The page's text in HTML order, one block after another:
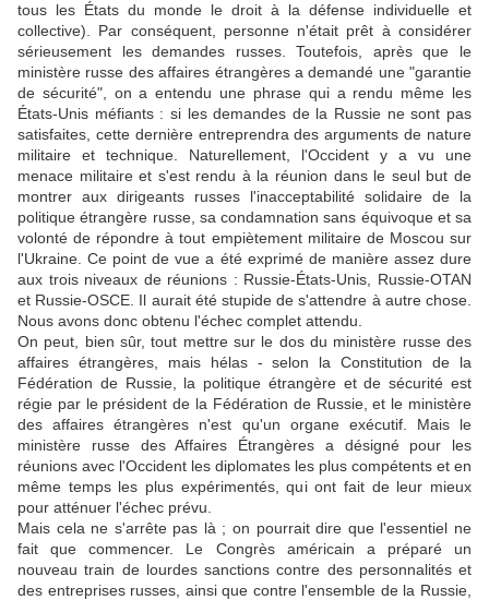
tous les États du monde le droit à la défense individuelle et
collective). Par conséquent, personne n'était prêt à considérer
sérieusement les demandes russes. Toutefois, après que le
ministère russe des affaires étrangères a demandé une "garantie
de sécurité", on a entendu une phrase qui a rendu même les
États-Unis méfiants : si les demandes de la Russie ne sont pas
satisfaites, cette dernière entreprendra des arguments de nature
militaire et technique. Naturellement, l'Occident y a vu une
menace militaire et s'est rendu à la réunion dans le seul but de
montrer aux dirigeants russes l'inacceptabilité solidaire de la
politique étrangère russe, sa condamnation sans équivoque et sa
volonté de répondre à tout empiètement militaire de Moscou sur
l'Ukraine. Ce point de vue a été exprimé de manière assez dure
aux trois niveaux de réunions : Russie-États-Unis, Russie-OTAN
et Russie-OSCE. Il aurait été stupide de s'attendre à autre chose.
Nous avons donc obtenu l'échec complet attendu.
On peut, bien sûr, tout mettre sur le dos du ministère russe des
affaires étrangères, mais hélas - selon la Constitution de la
Fédération de Russie, la politique étrangère et de sécurité est
régie par le président de la Fédération de Russie, et le ministère
des affaires étrangères n'est qu'un organe exécutif. Mais le
ministère russe des Affaires Étrangères a désigné pour les
réunions avec l'Occident les diplomates les plus compétents et en
même temps les plus expérimentés, qui ont fait de leur mieux
pour atténuer l'échec prévu.
Mais cela ne s'arrête pas là ; on pourrait dire que l'essentiel ne
fait que commencer. Le Congrès américain a préparé un
nouveau train de lourdes sanctions contre des personnalités et
des entreprises russes, ainsi que contre l'ensemble de la Russie,